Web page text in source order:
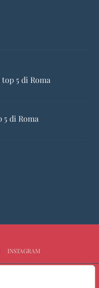
5 di Roma
5 di Roma
INSTAGRAM